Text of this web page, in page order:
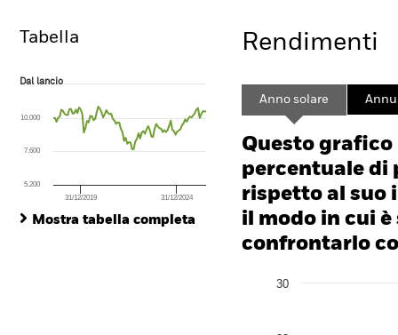
Tabella
Dal lancio
The chart has 1 X axis displaying Time. Range: 2018-08-01 00:00:00 to
The chart has 1 Y axis displaying values. Range: -48 to 24.
Dal lancio
31/12/2019 31/12/2024
5.200
7.600
10.000
Mostra tabella completa
Rendimenti
Anno solare
Questo
percentuale di
rispetto al suo
il modo in cui
confrontarlo
Bar chart with 2 data
30